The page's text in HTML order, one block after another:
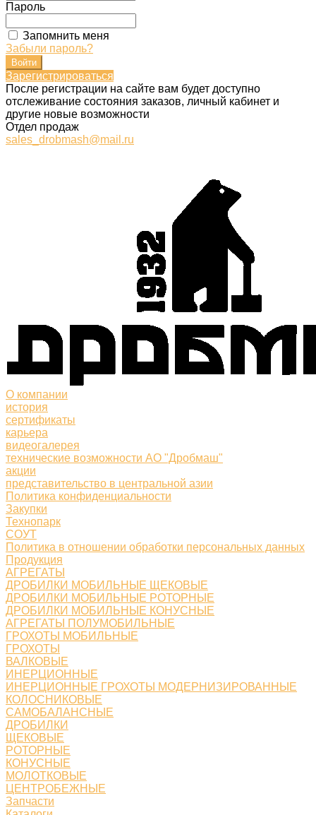
Пароль
Запомнить меня
Забыли пароль?
Зарегистрироваться
После регистрации на сайте вам будет доступно
отслеживание состояния заказов, личный кабинет и
другие новые возможности
Отдел продаж
sales_drobmash@mail.ru
О компании
история
сертификаты
карьера
видеогалерея
технические возможности АО "Дробмаш"
акции
представительство в центральной азии
Политика конфиденциальности
Закупки
Технопарк
СОУТ
Политика в отношении обработки персональных данных
Продукция
АГРЕГАТЫ
ДРОБИЛКИ МОБИЛЬНЫЕ ЩЕКОВЫЕ
ДРОБИЛКИ МОБИЛЬНЫЕ РОТОРНЫЕ
ДРОБИЛКИ МОБИЛЬНЫЕ КОНУСНЫЕ
АГРЕГАТЫ ПОЛУМОБИЛЬНЫЕ
ГРОХОТЫ МОБИЛЬНЫЕ
ГРОХОТЫ
ВАЛКОВЫЕ
ИНЕРЦИОННЫЕ
ИНЕРЦИОННЫЕ ГРОХОТЫ МОДЕРНИЗИРОВАННЫЕ
КОЛОСНИКОВЫЕ
САМОБАЛАНСНЫЕ
ДРОБИЛКИ
ЩЕКОВЫЕ
РОТОРНЫЕ
КОНУСНЫЕ
МОЛОТКОВЫЕ
ЦЕНТРОБЕЖНЫЕ
Запчасти